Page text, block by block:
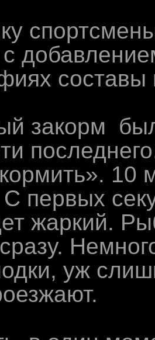
составы
закорм
10
С первых
жаркий.
уж